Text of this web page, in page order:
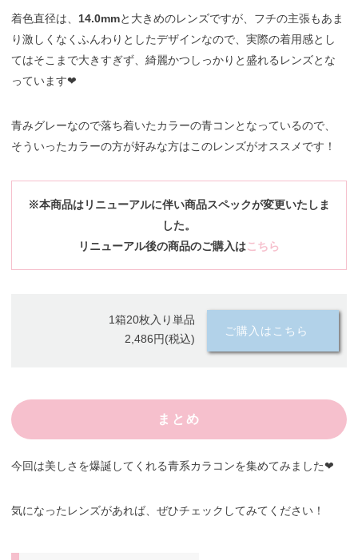
着色直径は、14.0mmと大きめのレンズですが、フチの主張もあま
り激しくなくふんわりとしたデザインなので、実際の着用感とし
てはそこまで大きすぎず、綺麗かつしっかりと盛れるレンズとな
っています❤︎
青みグレーなので落ち着いたカラーの青コンとなっているので、
そういったカラーの方が好みな方はこのレンズがオススメです！
※本商品はリニューアルに伴い商品スペックが変更いたしま
した。
リニューアル後の商品のご購入はこちら
1箱20枚入り単品
2,486円(税込)
ご購入はこちら
まとめ
今回は美しさを爆誕してくれる青系カラコンを集めてみました❤︎
気になったレンズがあれば、ぜひチェックしてみてください！